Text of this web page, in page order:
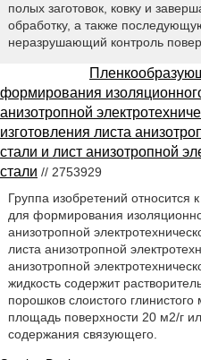
полых заготовок, ковку и
обработку, а также
неразрушающий контроль
формирования
анизотропной
изготовления листа
стали и лист анизотропной
стали // 2753929
Группа изобретений относится
для формирования
анизотропной
листа анизотропной
анизотропной
жидкость содержит
порошков слоистого
площадь поверхности 20 м2/г
содержания связующего.